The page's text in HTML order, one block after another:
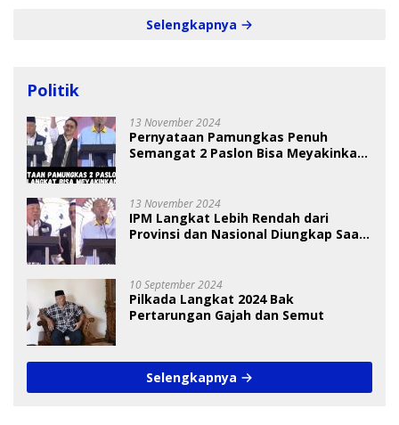
Selengkapnya
Politik
13 November 2024
Pernyataan Pamungkas Penuh
Semangat 2 Paslon Bisa Meyakinkan
13 November 2024
IPM Langkat Lebih Rendah dari
Provinsi dan Nasional Diungkap Saat
10 September 2024
Pilkada Langkat 2024 Bak
Pertarungan Gajah dan Semut
Selengkapnya